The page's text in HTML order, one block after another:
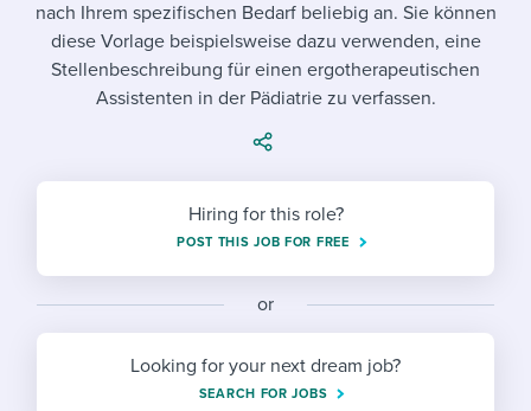
Maintaining hiring pipelines
Developing & retaining people
Ensuring compliance
Finding and attracting people
Establishing an employer brand
Candidate/employee experiences
Policy templates
Onboarding checklists
Step-by-step tutorials
Free ebooks & reports
HR terms
Interview process
Pay & benefits
Modern working life
Overall career resources
Request a demo
nach Ihrem spezifischen Bedarf beliebig an. Sie können
diese Vorlage beispielsweise dazu verwenden, eine
Stellenbeschreibung für einen ergotherapeutischen
Assistenten in der Pädiatrie zu verfassen.
Hiring for this role?
POST THIS JOB FOR FREE
or
Looking for your next dream job?
SEARCH FOR JOBS